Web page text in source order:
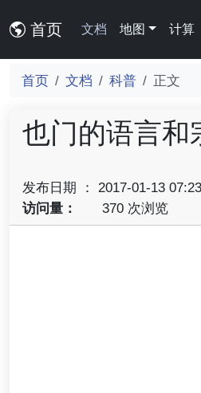
首页 文档 地图 计算
首页 文档 科普 正文
也门的语言和
发布日期 ： 2017-01-13
访问量：
370 次浏览